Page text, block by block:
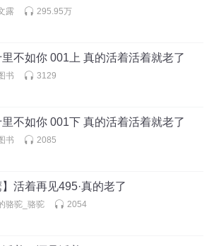
露 295.95万
不如你 001上 真的活着活着就老了
书 3129
不如你 001下 真的活着活着就老了
书 2085
】活着再见495·真的老了
骆驼_骆驼 2054